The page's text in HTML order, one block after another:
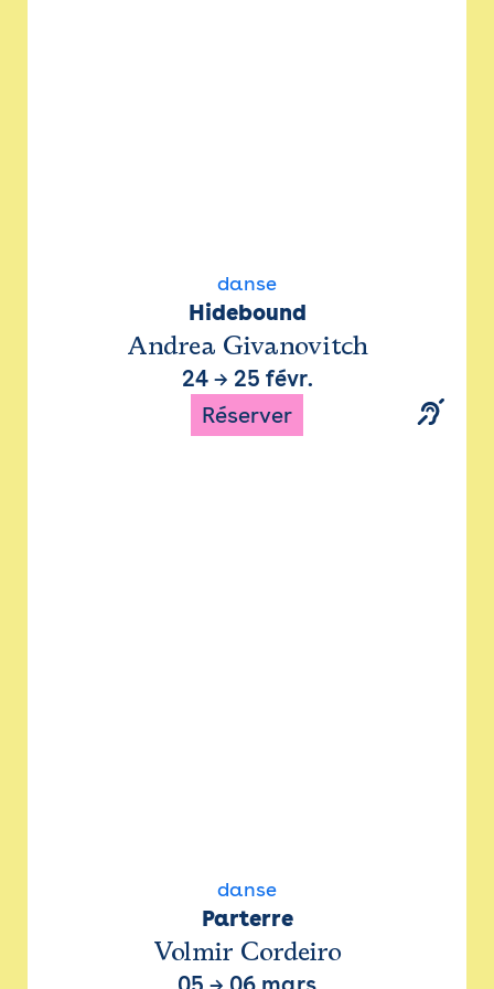
danse
Hidebound
Andrea Givanovitch
24→ 25 févr.
Réserver
danse
Parterre
Volmir Cordeiro